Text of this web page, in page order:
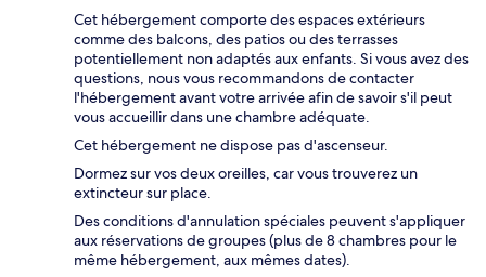
Cet hébergement comporte des espaces extérieurs
comme des balcons, des patios ou des terrasses
potentiellement non adaptés aux enfants. Si vous avez des
questions, nous vous recommandons de contacter
l'hébergement avant votre arrivée afin de savoir s'il peut
vous accueillir dans une chambre adéquate.
Cet hébergement ne dispose pas d'ascenseur.
Dormez sur vos deux oreilles, car vous trouverez un
extincteur sur place.
Des conditions d'annulation spéciales peuvent s'appliquer
aux réservations de groupes (plus de 8 chambres pour le
même hébergement, aux mêmes dates).